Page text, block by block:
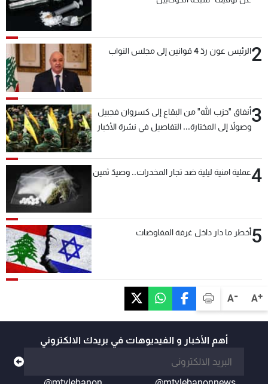
A+
A-
2الرئيس عون ردّ 4 قوانين إلى مجلس النواب
3أنفاق "حزب الله" من البقاع إلى كسروان فجبيل
وصولاً إلى المختارة... التفاصيل في نشرة الأخبار
4عملية امنية ليلية ضد تجار المخدرات.. وصيدٌ ثمين
5أخطر ما دار داخل غرفة المفاوضات
أهم الأخبار و الفيديوهات في بريدك الالكتروني